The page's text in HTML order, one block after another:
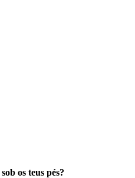
sob os teus pés?